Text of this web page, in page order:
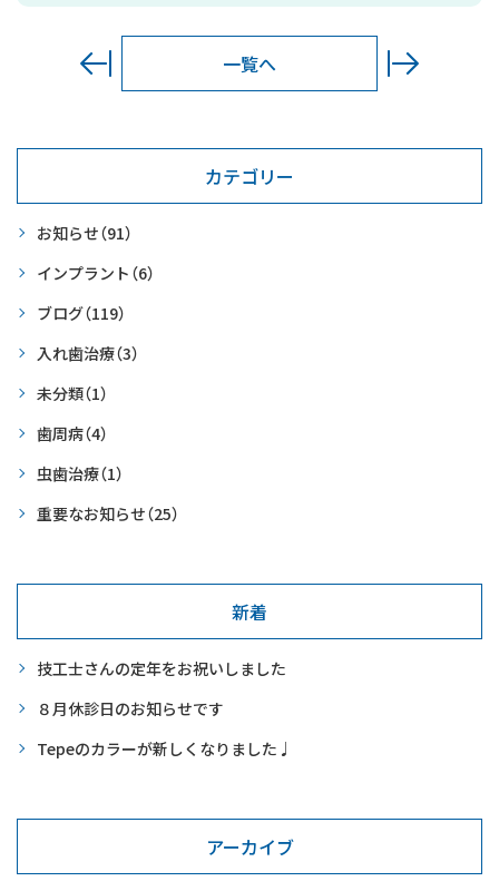
一覧へ
カテゴリー
お知らせ（91）
インプラント （6）
ブログ（119）
入れ歯治療（3）
未分類（1）
歯周病（4）
虫歯治療（1）
重要なお知らせ（25）
新着
技工士さんの定年をお祝いしました
８月休診日のお知らせです
Tepeのカラーが新しくなりました♩
アーカイブ